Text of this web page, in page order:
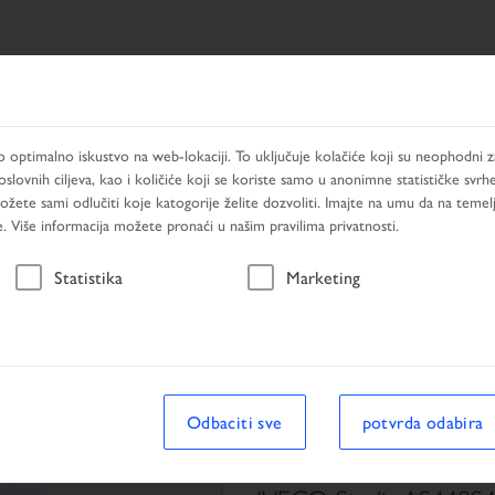
PRETRAŽIVANJA PRODUCTS USLUGE
Vozilo
optimalno iskustvo na web-lokaciji. To uključuje kolačiće koji su neophodni
ciljeva, kao i količiće koji se koriste samo u anonimne statističke
sami odlučiti koje katogorije želite dozvoliti. Imajte na umu da na
Više informacija možete pronaći u našim pravilima privatnosti.
Statistika Marketing
Odbaciti sve potvrda odabira